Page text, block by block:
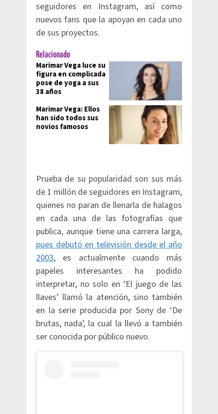
seguidores en Instagram, así como
nuevos fans que la apoyan en cada uno
de sus proyectos.
Relacionado
Marimar Vega luce su
figura en complicada
pose de yoga a sus
38 años
Marimar Vega: Ellos
han sido todos sus
novios famosos
Prueba de su popularidad son sus más
de 1 millón de seguidores en Instagram,
quienes no paran de llenarla de halagos
en cada una de las fotografías que
publica, aunque tiene una carrera larga,
pues debutó en televisión desde el año
2003, es actualmente cuando más
papeles interesantes ha podido
interpretar, no solo en ‘El juego de las
llaves’ llamó la atención, sino también
en la serie producida por Sony de ‘De
brutas, nada’, la cual la llevó a también
ser conocida por público nuevo.